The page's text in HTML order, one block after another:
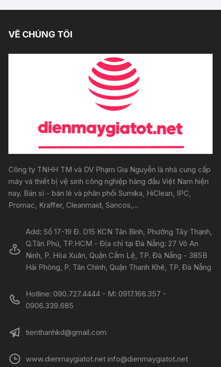
VỀ CHÚNG TÔI
Công ty TNHH TM và DV Phạm Gia Nguyễn là nhà cung cấp
máy và thiết bị vệ sinh công nghiệp hàng đầu Việt Nam hiện
nay. Bán sỉ - bán lẻ và phân phối Sumika, HiClean, IPC,
Promac, Kraffer, Cleanmaid, Sancos,...
Add: Số 17-19 Đ. D15 KCN Tân Bình, Phường Tây Thạnh,
Q.Tân Phú, TP.HCM - Địa chỉ tại Đà Nẵng: 27 Võ An
Ninh, P. Hòa Xuân, Quận Cẩm Lệ, TP. Đà Nẵng - 385B
Hải Phòng, P. Tân Chính, Quận Thanh Khê, TP. Đà Nẵng
Hotline: 090.727.4444 - M: 0917.166.357 -
0906.339.685
tienthanhkd@gmail.com
www.dienmaygiatot.net info@dienmaygiatot.net